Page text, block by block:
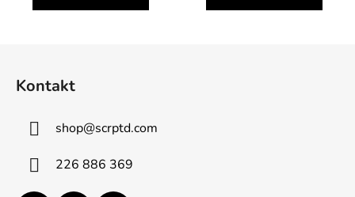
Kontakt
shop@scrptd.com
226 886 369